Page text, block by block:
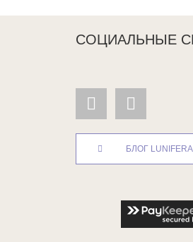
СОЦИАЛЬНЫЕ
БЛОГ LUNIFERA